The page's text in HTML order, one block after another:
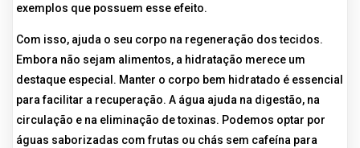
exemplos que possuem esse efeito.
Com isso, ajuda o seu corpo na regeneração dos tecidos.
Embora não sejam alimentos, a hidratação merece um
destaque especial. Manter o corpo bem hidratado é essencial
para facilitar a recuperação. A água ajuda na digestão, na
circulação e na eliminação de toxinas. Podemos optar por
águas saborizadas com frutas ou chás sem cafeína para